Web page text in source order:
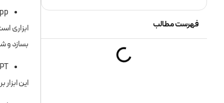
فهرست مطالب
ابزاری
بسازد و
این